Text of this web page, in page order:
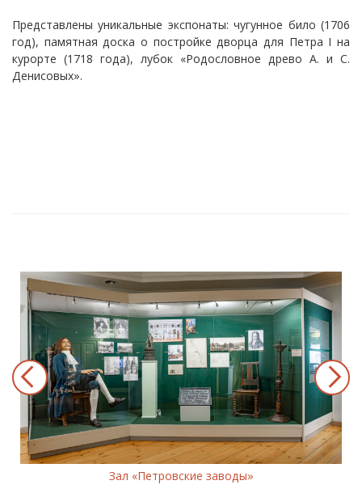
Представлены уникальные экспонаты: чугунное било (1706
год), памятная доска о постройке дворца для Петра I на
курорте (1718 года), лубок «Родословное древо А. и С.
Денисовых».
Зал «Петровские заводы»